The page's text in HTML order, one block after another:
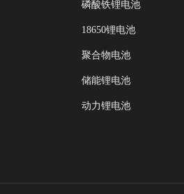
磷酸铁锂电池
18650锂电池
聚合物电池
储能锂电池
动力锂电池